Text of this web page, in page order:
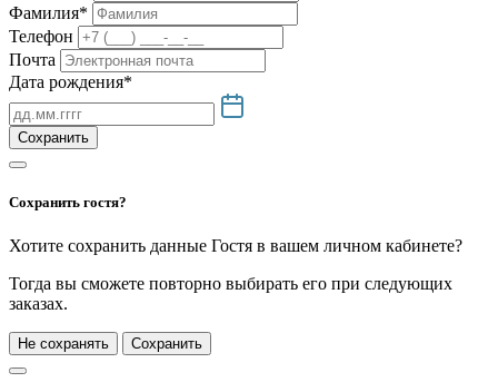
Фамилия*
Телефон
Почта
Дата рождения*
Сохранить
Сохранить гостя?
Хотите сохранить данные Гостя в вашем личном кабинете?
Тогда вы сможете повторно выбирать его при следующих
заказах.
Не сохранять Сохранить